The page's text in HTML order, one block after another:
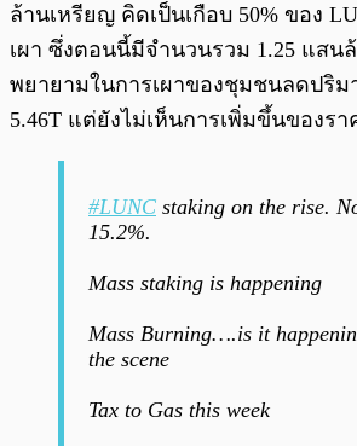
ล้านเหรียญ คิดเป็นเกือบ 50% ของ
เผา ซึ่งตอนนี้มีจำนวนรวม 1.25 แสน
พยายามในการเผาของชุมชนลดปริม
5.46T แต่ยังไม่เห็นการเพิ่มขึ้นของรา
#LUNC staking on the rise.
15.2%.
Mass staking is happening
Mass Burning….is it
the scene
Tax to Gas this week